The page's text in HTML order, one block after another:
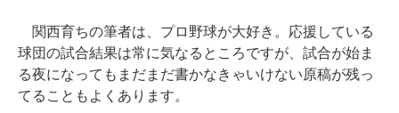
関西育ちの筆者は、プロ野球が大好き。応援している
球団の試合結果は常に気なるところですが、試合が始ま
る夜になってもまだまだ書かなきゃいけない原稿が残っ
てることもよくあります。